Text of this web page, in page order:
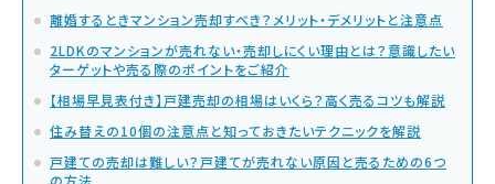
離婚するときマンション売却すべき？メリット・デメリットと注意点
2LDKのマンションが売れない・売却しにくい理由とは？意識したい
ターゲットや売る際のポイントをご紹介
【相場早見表付き】戸建売却の相場はいくら？高く売るコツも解説
住み替えの10個の注意点と知っておきたいテクニックを解説
戸建ての売却は難しい？戸建てが売れない原因と売るための6つ